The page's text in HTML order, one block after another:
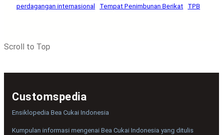
perdagangan internasional
Tempat Penimbunan Berikat TPB
Scroll to Top
Customspedia
Ensiklopedia Bea Cukai Indonesia
Kumpulan informasi mengenai Bea Cukai Indonesia yang ditulis